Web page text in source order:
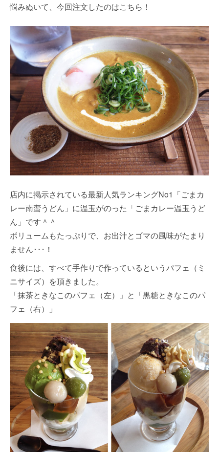
悩みぬいて、今回注文したのはこちら！
店内に掲示されている最新人気ランキングNo1「ごまカ
レー南蛮うどん」に温玉がのった「ごまカレー温玉うど
ん」です＾＾
ボリュームもたっぷりで、お出汁とゴマの風味がたまり
ません･･･！
食後には、すべて手作りで作っているというパフェ（ミ
ニサイズ）を頂きました。
「抹茶ときなこのパフェ（左）」と「黒糖ときなこのパ
フェ（右）」